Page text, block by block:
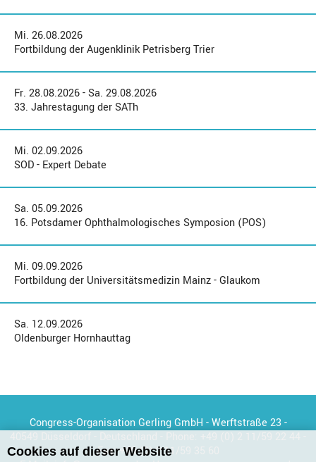
Mi. 26.08.2026
Fortbildung der Augenklinik Petrisberg Trier
Fr. 28.08.2026 - Sa. 29.08.2026
33. Jahrestagung der SATh
Mi. 02.09.2026
SOD - Expert Debate
Sa. 05.09.2026
16. Potsdamer Ophthalmologisches Symposion (POS)
Mi. 09.09.2026
Fortbildung der Universitätsmedizin Mainz - Glaukom
Sa. 12.09.2026
Oldenburger Hornhauttag
Congress-Organisation Gerling GmbH - Werftstraße 23 -
Fax:+49 (0) 2 11/59 35 60
Cookies auf dieser Website